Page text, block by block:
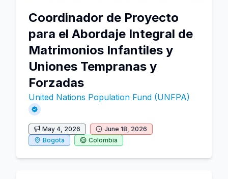
Coordinador de Proyecto
para el Abordaje Integral de
Matrimonios Infantiles y
Uniones Tempranas y
Forzadas
United Nations Population Fund (UNFPA)
May 4, 2026
June 18, 2026
Bogota
Colombia